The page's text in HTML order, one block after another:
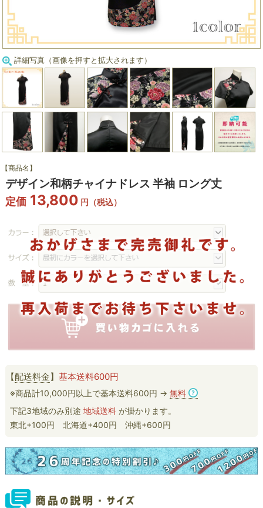
詳細写真（画像を押すと拡大されます）
【商品名】
デザイン和柄チャイナドレス 半袖 ロング丈
定価 13,800 円（税込）
【配送料金】基本送料600円
※商品計10,000円以上で基本送料600円 →無料
下記3地域のみ別途地域送料 が掛かります。
東北+100円 北海道+400円 沖縄+600円